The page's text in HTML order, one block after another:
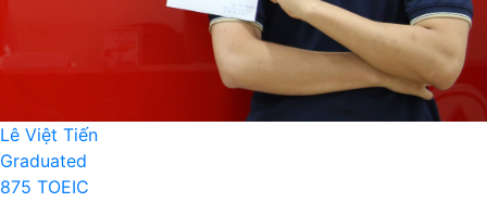
Lê Việt Tiến
Graduated
875 TOEIC